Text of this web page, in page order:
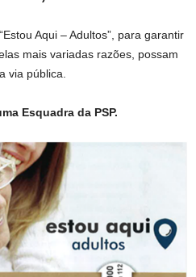
Aqui – Adultos”, para garantir
mais variadas razões, possam
via pública.
Esquadra da PSP.